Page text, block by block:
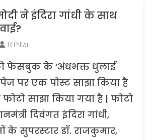
ने इंदिरा गांधी के साथ
R Pillai
फेसबुक के ‘अंधभक्त धुलाई
पर एक पोस्ट साझा किया है
साझा किया गया है | फोटो
दिवंगत इंदिरा गांधी,
के सुपरस्टार डॉ. राजकुमार,